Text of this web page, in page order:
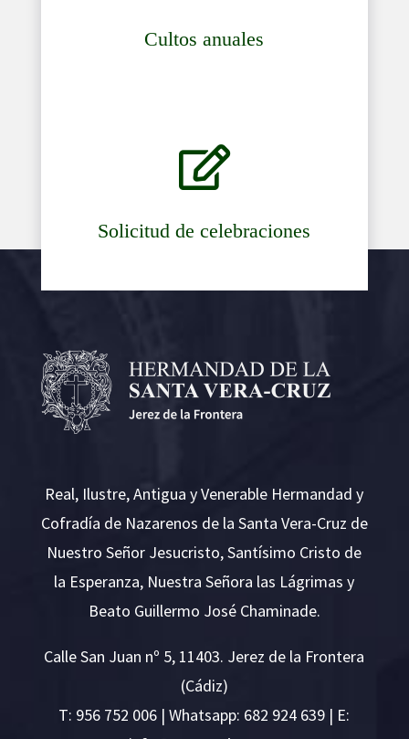
Cultos anuales

Solicitud de celebraciones
Real, Ilustre, Antigua y Venerable Hermandad y
Cofradía de Nazarenos de la Santa Vera-Cruz de
Nuestro Señor Jesucristo, Santísimo Cristo de
la Esperanza, Nuestra Señora las Lágrimas y
Beato Guillermo José Chaminade.
Calle San Juan nº 5, 11403. Jerez de la Frontera
(Cádiz)
T: 956 752 006 | Whatsapp: 682 924 639 | E: